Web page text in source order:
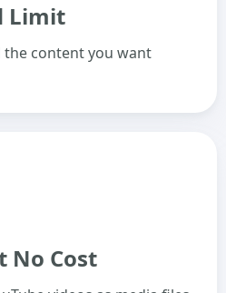
Limit
the content you want
No Cost